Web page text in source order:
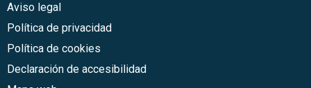
Aviso legal
Política de privacidad
Política de cookies
Declaración de accesibilidad